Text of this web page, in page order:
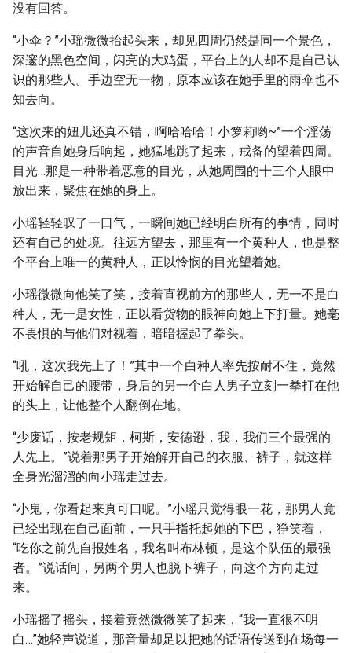
没有回答。
“小伞？”小瑶微微抬起头来，却见四周仍然是同一个景色，
深邃的黑色空间，闪亮的大鸡蛋，平台上的人却不是自己认
识的那些人。手边空无一物，原本应该在她手里的雨伞也不
知去向。
“这次来的妞儿还真不错，啊哈哈哈！小箩莉哟~”一个淫荡
的声音自她身后响起，她猛地跳了起来，戒备的望着四周。
目光…那是一种带着恶意的目光，从她周围的十三个人眼中
放出来，聚焦在她的身上。
小瑶轻轻叹了一口气，一瞬间她已经明白所有的事情，同时
还有自己的处境。往远方望去，那里有一个黄种人，也是整
个平台上唯一的黄种人，正以怜悯的目光望着她。
小瑶微微向他笑了笑，接着直视前方的那些人，无一不是白
种人，无一是女性，正以看货物的眼神向她上下打量。她毫
不畏惧的与他们对视着，暗暗握起了拳头。
“吼，这次我先上了！”其中一个白种人率先按耐不住，竟然
开始解自己的腰带，身后的另一个白人男子立刻一拳打在他
的头上，让他整个人翻倒在地。
“少废话，按老规矩，柯斯，安德逊，我，我们三个最强的
人先上。”说着那男子开始解开自己的衣服、裤子，就这样
全身光溜溜的向小瑶走过去。
“小鬼，你看起来真可口呢。”小瑶只觉得眼一花，那男人竟
已经出现在自己面前，一只手指托起她的下巴，狰笑着，
“吃你之前先自报姓名，我名叫布林顿，是这个队伍的最强
者。”说话间，另两个男人也脱下裤子，向这个方向走过
来。
小瑶摇了摇头，接着竟然微微笑了起来，“我一直很不明
白…”她轻声说道，那音量却足以把她的话语传送到在场每一